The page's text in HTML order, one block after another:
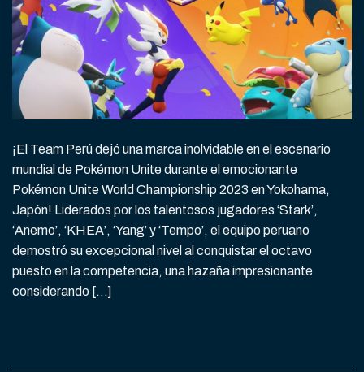
¡El Team Perú dejó una marca inolvidable en el escenario
mundial de Pokémon Unite durante el emocionante
Pokémon Unite World Championship 2023 en Yokohama,
Japón! Liderados por los talentosos jugadores ‘Stark’,
‘Anemo’, ‘KHEA’, ‘Yang’ y ‘Tempo’, el equipo peruano
demostró su excepcional nivel al conquistar el octavo
puesto en la competencia, una hazaña impresionante
considerando […]